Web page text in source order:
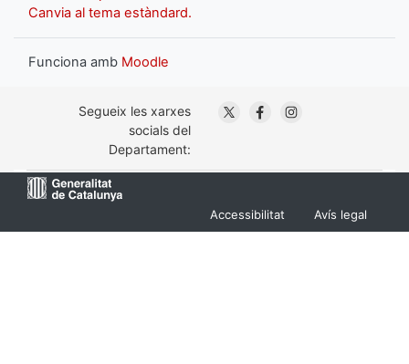
Canvia al tema estàndard.
Funciona amb Moodle
Segueix les xarxes
socials del
Departament:
. Obre en una nova
. Obre en una nova
Menu
Footer
Accessibilitat Avís legal